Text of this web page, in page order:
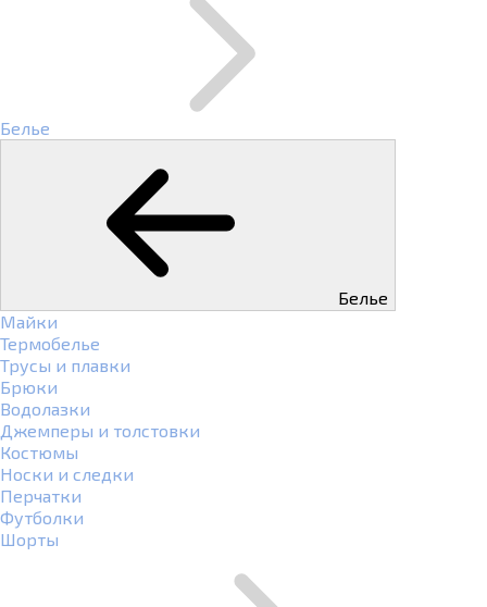
Белье
Белье
Майки
Термобелье
Трусы и плавки
Брюки
Водолазки
Джемперы и толстовки
Костюмы
Носки и следки
Перчатки
Футболки
Шорты